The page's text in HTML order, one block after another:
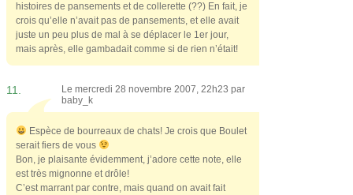
histoires de pansements et de collerette (??) En fait, je
crois qu’elle n’avait pas de pansements, et elle avait
juste un peu plus de mal à se déplacer le 1er jour,
mais après, elle gambadait comme si de rien n’était!
11.
Le mercredi 28 novembre 2007, 22h23 par
baby_k
Espèce de bourreaux de chats! Je crois que Boulet
serait fiers de vous
Bon, je plaisante évidemment, j’adore cette note, elle
est très mignonne et drôle!
C’est marrant par contre, mais quand on avait fait